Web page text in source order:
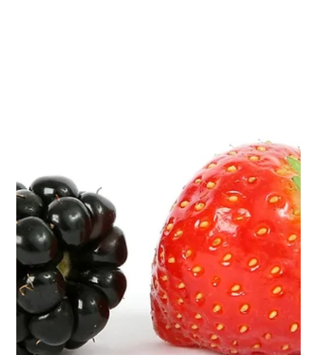
Cresci con noi: 5 X M I L L E! Ora tocca
a te!
Dona il tuo 5 x mille a NeuroImpronta! Perchè? Aiutaci a
portare i servizi di psicologia e neuropsicologia vicino a te e
renderli accessibil